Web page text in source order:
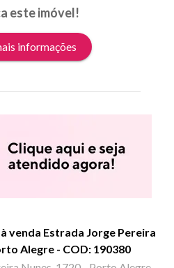
este imóvel!
informações
venda Estrada Jorge Pereira
Alegre - COD: 190380